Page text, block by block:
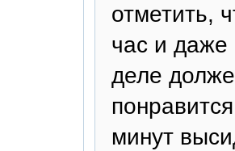
отметить,
час и
деле
минут